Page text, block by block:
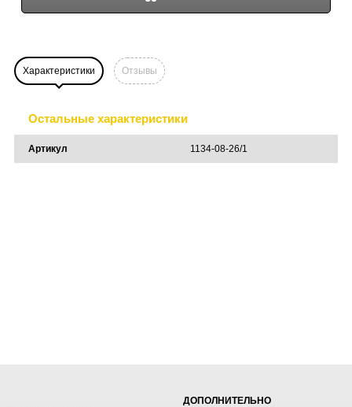
Характеристики Отзывы
Остальные характеристики
Артикул 1134-08-26/1
ДОПОЛНИТЕЛЬНО